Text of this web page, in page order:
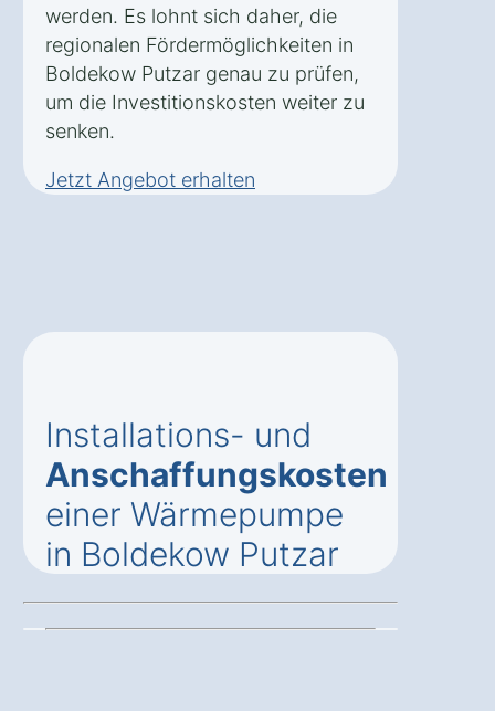
werden. Es lohnt sich daher, die
regionalen Fördermöglichkeiten in
Boldekow Putzar genau zu prüfen,
um die Investitionskosten weiter zu
senken.
Jetzt Angebot erhalten
Installations- und
Anschaffungskosten
einer Wärmepumpe
in Boldekow Putzar